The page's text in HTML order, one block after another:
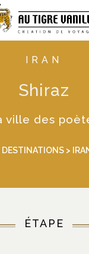
IRAN
Shiraz
ville des
DESTINATIONS>
ÉTAPE